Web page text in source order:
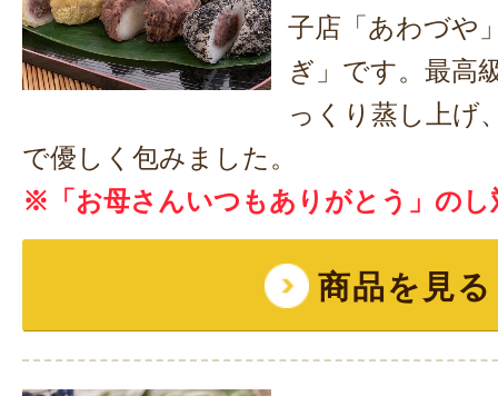
子店「あわづや
ぎ」です。最高
っくり蒸し上げ
で優しく包みました。
※「お母さんいつもありがとう」のし
商品を見る